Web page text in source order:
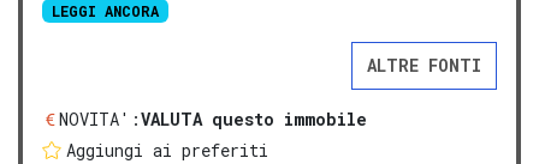
LEGGI ANCORA
ALTRE FONTI
NOVITA':VALUTA questo immobile
Aggiungi ai preferiti